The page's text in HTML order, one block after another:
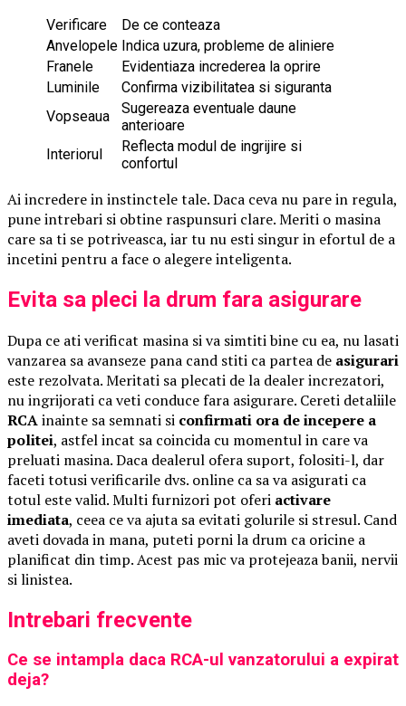
Verificare
De ce conteaza
Anvelopele Indica uzura, probleme de aliniere
Franele
Evidentiaza increderea la oprire
Luminile
Confirma vizibilitatea si siguranta
Vopseaua
Sugereaza eventuale daune
anterioare
Interiorul
Reflecta modul de ingrijire si
confortul
Ai incredere in instinctele tale. Daca ceva nu pare in regula,
pune intrebari si obtine raspunsuri clare. Meriti o masina
care sa ti se potriveasca, iar tu nu esti singur in efortul de a
incetini pentru a face o alegere inteligenta.
Evita sa pleci la drum fara asigurare
Dupa ce ati verificat masina si va simtiti bine cu ea, nu lasati
vanzarea sa avanseze pana cand stiti ca partea de asigurari
este rezolvata. Meritati sa plecati de la dealer increzatori,
nu ingrijorati ca veti conduce fara asigurare. Cereti detaliile
RCAinainte sa semnati si confirmati ora de incepere a
politei, astfel incat sa coincida cu momentul in care va
preluati masina. Daca dealerul ofera suport, folositi-l, dar
faceti totusi verificarile dvs. online ca sa va asigurati ca
totul este valid. Multi furnizori pot oferi activare
imediata, ceea ce va ajuta sa evitati golurile si stresul. Cand
aveti dovada in mana, puteti porni la drum ca oricine a
planificat din timp. Acest pas mic va protejeaza banii, nervii
si linistea.
Intrebari frecvente
Ce se intampla daca RCA-ul vanzatorului a expirat
deja?